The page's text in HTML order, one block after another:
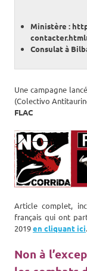
Ministère :
Consulat à
Une campagne
(Colectivo
FLAC
Article complet,
français qui ont
2019en cliquant ici.
Non à